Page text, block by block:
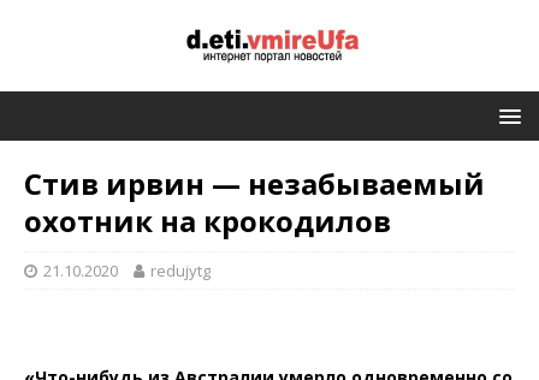
Стив ирвин — незабываемый
охотник на крокодилов
21.10.2020 redujytg